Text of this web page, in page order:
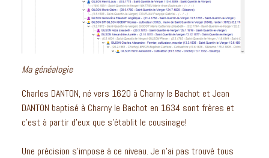
Ma généalogie
Charles DANTON, né vers 1620 à Charny le Bachot et Jean
DANTON baptisé à Charny le Bachot en 1634 sont frères et
c’est à partir d’eux que s’établit le cousinage!
Une précision s’impose à ce niveau. Je n’ai pas trouvé tous